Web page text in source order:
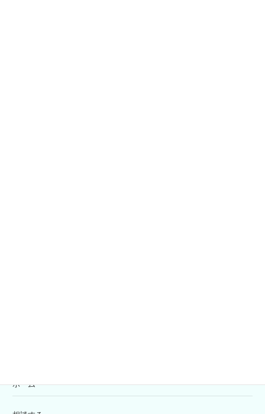
ホーム